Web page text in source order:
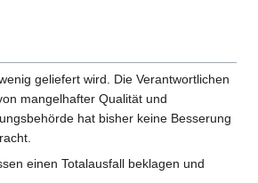
geliefert wird. Die Verantwortlichen
mangelhafter Qualität und
hat bisher keine Besserung
einen Totalausfall beklagen und